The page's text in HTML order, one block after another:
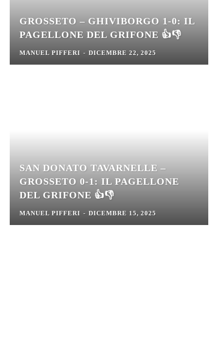
GROSSETO – GHIVIBORGO 1-0: IL
PAGELLONE DEL GRIFONE 👍👎
MANUEL PIFFERI - DICEMBRE 22, 2025
SAN DONATO TAVARNELLE –
GROSSETO 0-1: IL PAGELLONE
DEL GRIFONE 👍👎
MANUEL PIFFERI - DICEMBRE 15, 2025